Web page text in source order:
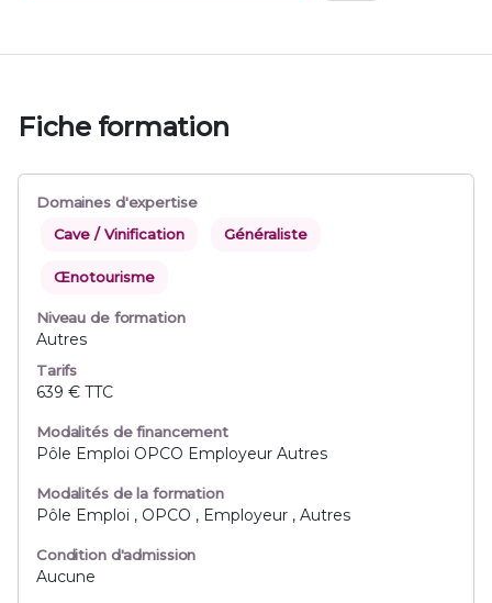
Fiche formation
Domaines d'expertise
Cave / Vinification
Généraliste
Œnotourisme
Niveau de formation
Autres
Tarifs
639 € TTC
Modalités de financement
Pôle Emploi OPCO Employeur Autres
Modalités de la formation
Pôle Emploi , OPCO , Employeur , Autres
Condition d'admission
Aucune